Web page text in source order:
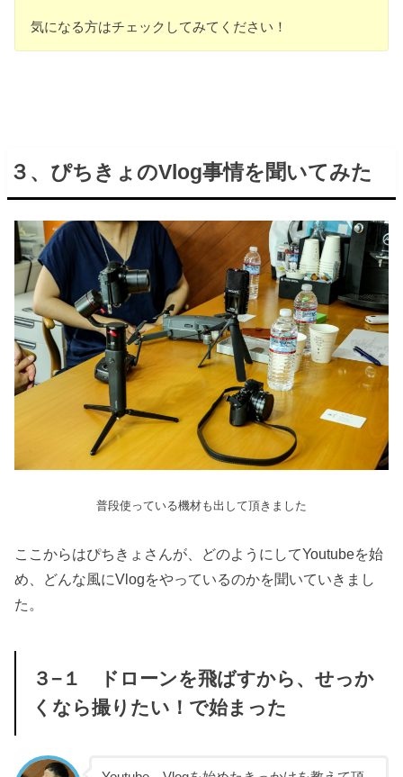
気になる方はチェックしてみてください！
３、ぴちきょのVlog事情を聞いてみた
普段使っている機材も出して頂きました
ここからはぴちきょさんが、どのようにしてYoutubeを始
め、どんな風にVlogをやっているのかを聞いていきまし
た。
３−１ ドローンを飛ばすから、せっか
くなら撮りたい！で始まった